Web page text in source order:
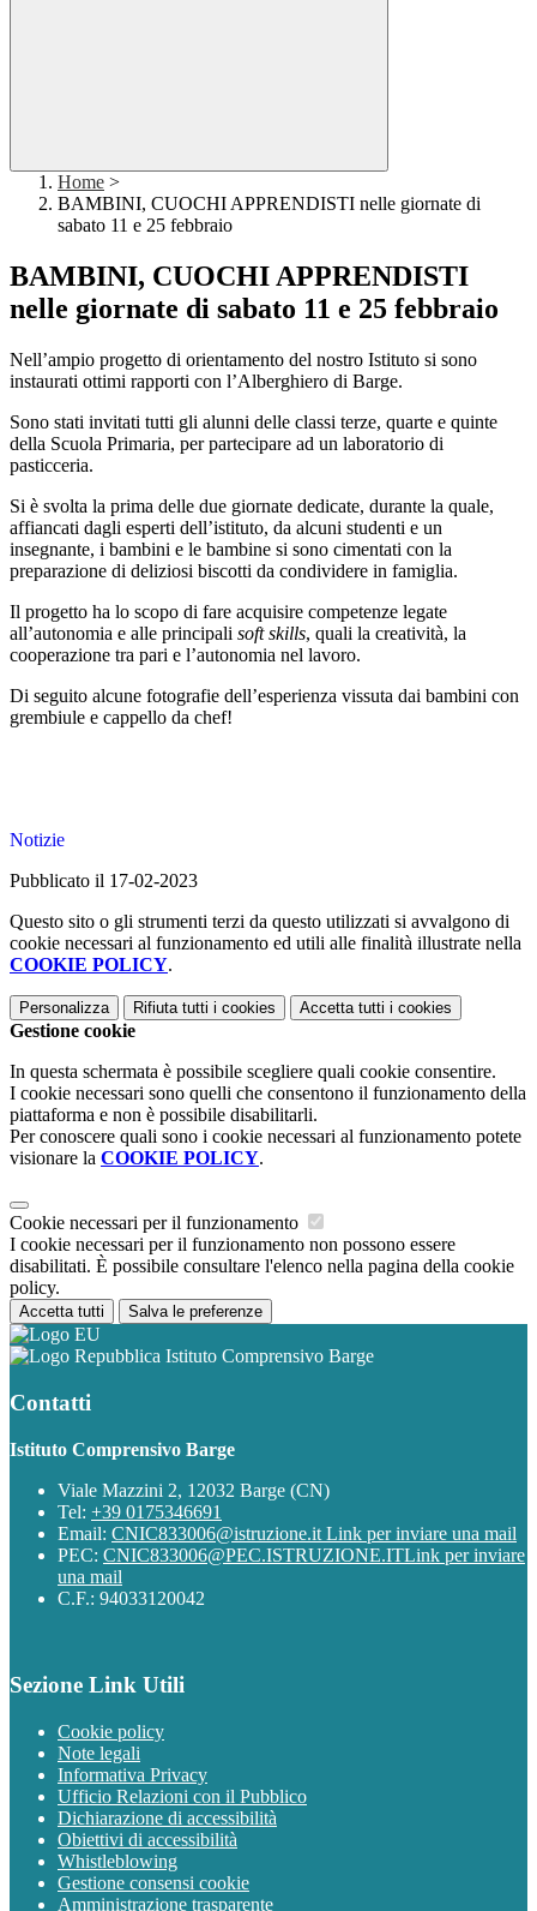
Home >
BAMBINI, CUOCHI APPRENDISTI nelle giornate di
sabato 11 e 25 febbraio
BAMBINI, CUOCHI APPRENDISTI
nelle giornate di sabato 11 e 25 febbraio
Nell’ampio progetto di orientamento del nostro Istituto si sono
instaurati ottimi rapporti con l’Alberghiero di Barge.
Sono stati invitati tutti gli alunni delle classi terze, quarte e quinte
della Scuola Primaria, per partecipare ad un laboratorio di
pasticceria.
Si è svolta la prima delle due giornate dedicate, durante la quale,
affiancati dagli esperti dell’istituto, da alcuni studenti e un
insegnante, i bambini e le bambine si sono cimentati con la
preparazione di deliziosi biscotti da condividere in famiglia.
Il progetto ha lo scopo di fare acquisire competenze legate
all’autonomia e alle principali soft skills, quali la creatività, la
cooperazione tra pari e l’autonomia nel lavoro.
Di seguito alcune fotografie dell’esperienza vissuta dai bambini con
grembiule e cappello da chef!
Notizie
Pubblicato il 17-02-2023
Questo sito o gli strumenti terzi da questo utilizzati si avvalgono di
cookie necessari al funzionamento ed utili alle finalità illustrate nella
COOKIE POLICY.
Personalizza Rifiuta tutti i cookies Accetta tutti i cookies
Gestione cookie
In questa schermata è possibile scegliere quali cookie consentire.
I cookie necessari sono quelli che consentono il funzionamento della
piattaforma e non è possibile disabilitarli.
Per conoscere quali sono i cookie necessari al funzionamento potete
visionare la COOKIE POLICY.
Cookie necessari per il funzionamento
I cookie necessari per il funzionamento non possono essere
disabilitati. È possibile consultare l'elenco nella pagina della cookie
policy.
Accetta tutti Salva le preferenze
Istituto Comprensivo Barge
Contatti
Istituto Comprensivo Barge
Viale Mazzini 2, 12032 Barge (CN)
Tel: +39 0175346691
Email: CNIC833006@istruzione.it Link per inviare una mail
PEC: CNIC833006@PEC.ISTRUZIONE.ITLink per inviare
una mail
C.F.: 94033120042
Sezione Link Utili
Cookie policy
Note legali
Informativa Privacy
Ufficio Relazioni con il Pubblico
Dichiarazione di accessibilità
Obiettivi di accessibilità
Whistleblowing
Gestione consensi cookie
Amministrazione trasparente